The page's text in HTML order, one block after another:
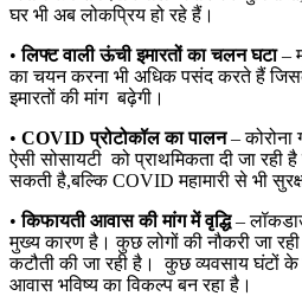
घर भी अब लोकप्रिय हो रहे हैं।
•लिफ्ट वाली ऊंची इमारतों का चलन घटा–
का चयन करना भी अधिक पसंद करते हैं
इमारतों की मांग बढ़ेगी।
• COVID प्रोटोकॉल का पालन– कोरोना
ऐसी सोसायटी को प्राथमिकता दी जा रही
सकती है,बल्कि COVID महामारी से भी
•किफायतीआवासकीमांगमेंवृद्धि–
मुख्य कारण है। कुछ लोगों की नौकरी जा
कटौती की जा रही है। कुछ व्यवसाय घंटों
आवास भविष्य का विकल्प बन रहा है।